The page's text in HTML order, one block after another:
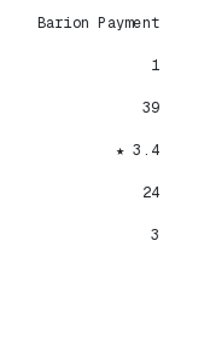
Barion Payment
1
39
★ 3.4
24
3